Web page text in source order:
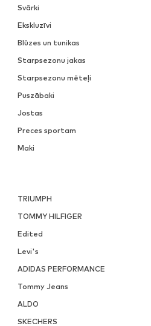
Svārki
Ekskluzīvi
Blūzes un tunikas
Starpsezonu jakas
Starpsezonu mēteļi
Puszābaki
Jostas
Preces sportam
Maki
TRIUMPH
TOMMY HILFIGER
Edited
Levi's
ADIDAS PERFORMANCE
Tommy Jeans
ALDO
SKECHERS